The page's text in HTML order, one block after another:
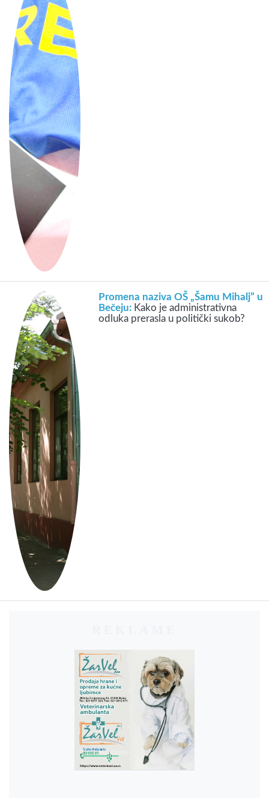
Promena naziva OŠ „Šamu Mihalj” u
Bečeju: Kako je administrativna
odluka prerasla u politički sukob?